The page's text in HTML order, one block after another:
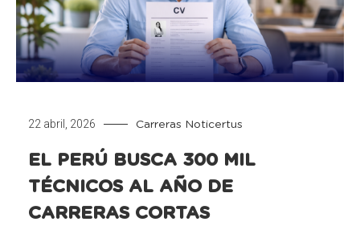
22 abril, 2026 Carreras Noticertus
EL PERÚ BUSCA 300 MIL
TÉCNICOS AL AÑO DE
CARRERAS CORTAS